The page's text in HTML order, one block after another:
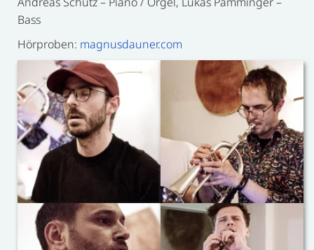
Bass
Hörproben: magnusdauner.com